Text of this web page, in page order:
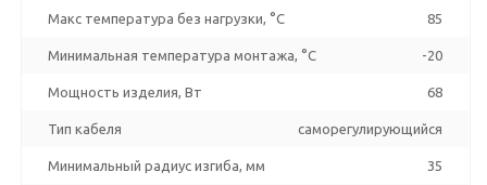
Макс температура без нагрузки, °C 85
Минимальная температура монтажа, °C -20
Мощность изделия, Вт 68
Тип кабеля саморегулирующийся
Минимальный радиус изгиба, мм 35